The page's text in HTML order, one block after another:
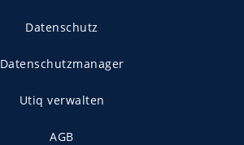
Datenschutz
Datenschutzmanager
Utiq verwalten
AGB